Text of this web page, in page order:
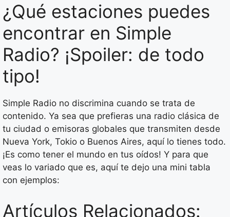
¿Qué estaciones puedes
encontrar en Simple
Radio? ¡Spoiler: de todo
tipo!
Simple Radio no discrimina cuando se trata de
contenido. Ya sea que prefieras una radio clásica de
tu ciudad o emisoras globales que transmiten desde
Nueva York, Tokio o Buenos Aires, aquí lo tienes todo.
¡Es como tener el mundo en tus oídos! Y para que
veas lo variado que es, aquí te dejo una mini tabla
con ejemplos:
Artículos Relacionados: